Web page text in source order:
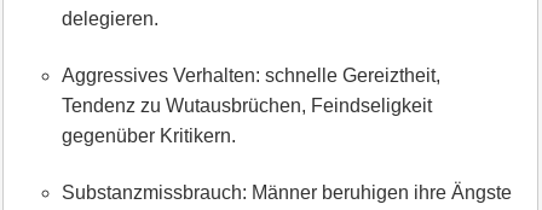
delegieren.
Aggressives Verhalten: schnelle Gereiztheit,
Tendenz zu Wutausbrüchen, Feindseligkeit
gegenüber Kritikern.
Substanzmissbrauch: Männer beruhigen ihre Ängste